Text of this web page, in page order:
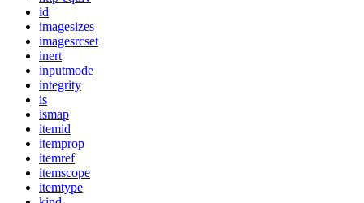
id
imagesizes
imagesrcset
inert
inputmode
integrity
is
ismap
itemid
itemprop
itemref
itemscope
itemtype